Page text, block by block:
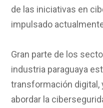
de las iniciativas en
impulsado
Gran parte de los
industria paraguaya
transformación digital,
abordar la